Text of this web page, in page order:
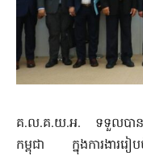
គ.ល.គ.យ.អ. ទទួលបានកា
កម្ពុជា ក្នុងការងារ